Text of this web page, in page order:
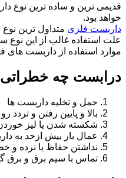
قدیمی ترین و ساده ترین نوع
خواهد بود.
داربست فلزی متداول ترین
علت استفاده غالب از این نوع
موارد استفاده از داربست های
درابست چه خطراتی
حمل و تخلیه داربست ها
بالا و پایین رفتن و تردد
شکسته شدن یا لیز خوردن
عمال بار بیش ازحد به
نداشتن حفاظ یا نرده و
تماس با سیم برق و برق